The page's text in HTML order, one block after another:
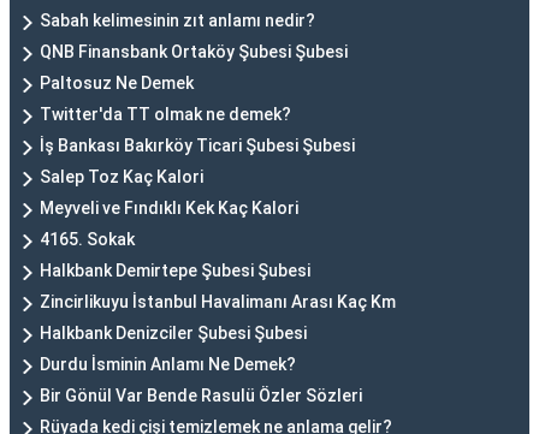
Sabah kelimesinin zıt anlamı nedir?
QNB Finansbank Ortaköy Şubesi Şubesi
Paltosuz Ne Demek
Twitter'da TT olmak ne demek?
İş Bankası Bakırköy Ticari Şubesi Şubesi
Salep Toz Kaç Kalori
Meyveli ve Fındıklı Kek Kaç Kalori
4165. Sokak
Halkbank Demirtepe Şubesi Şubesi
Zincirlikuyu İstanbul Havalimanı Arası Kaç Km
Halkbank Denizciler Şubesi Şubesi
Durdu İsminin Anlamı Ne Demek?
Bir Gönül Var Bende Rasulü Özler Sözleri
Rüyada kedi çişi temizlemek ne anlama gelir?